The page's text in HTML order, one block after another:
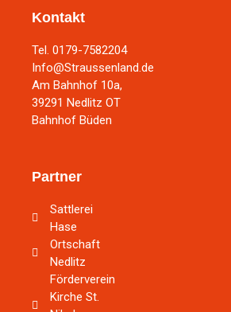
Kontakt
Tel. 0179-7582204
Info@Straussenland.de
Am Bahnhof 10a,
39291 Nedlitz OT
Bahnhof Büden
Partner
Sattlerei
Hase
Ortschaft
Nedlitz
Förderverein
Kirche St.